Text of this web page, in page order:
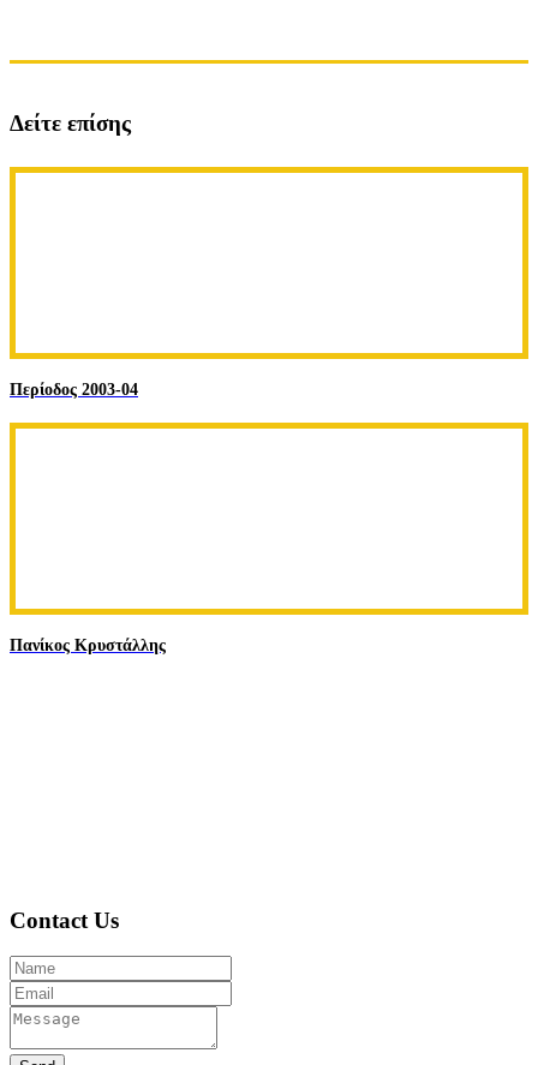
Δείτε επίσης
Περίοδος 2003-04
Πανίκος Κρυστάλλης
Contact Us